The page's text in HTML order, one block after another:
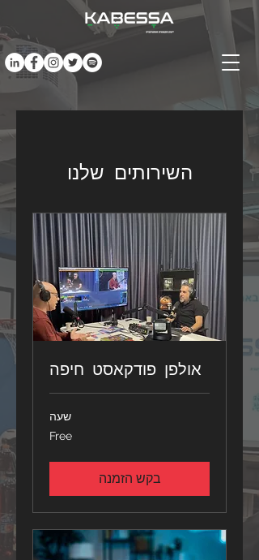
השירותים שלנו
אולפן פודקאסט חיפה
שעה
Free
בקש הזמנה